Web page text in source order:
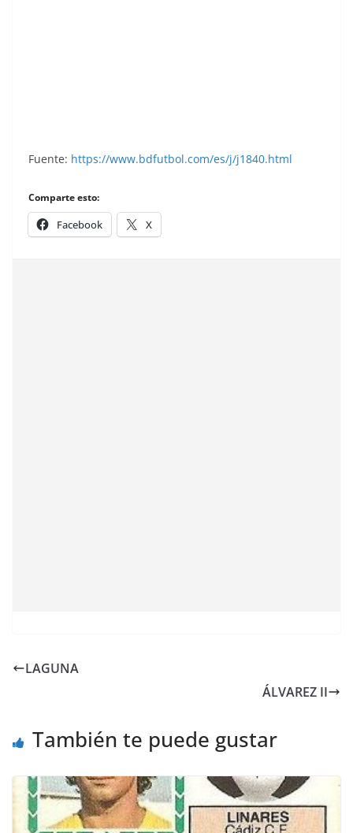
Fuente: https://www.bdfutbol.com/es/j/j1840.html
Comparte esto:
Facebook X
LAGUNA
ÁLVAREZ II
También te puede gustar